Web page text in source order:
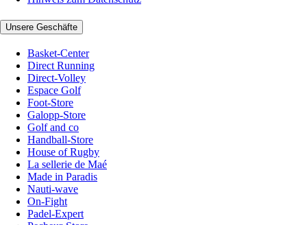
Unsere Geschäfte
Basket-Center
Direct Running
Direct-Volley
Espace Golf
Foot-Store
Galopp-Store
Golf and co
Handball-Store
House of Rugby
La sellerie de Maé
Made in Paradis
Nauti-wave
On-Fight
Padel-Expert